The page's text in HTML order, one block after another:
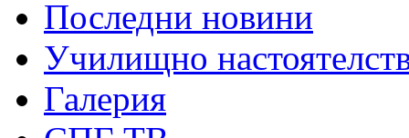
Последни новини
Училищно
Галерия